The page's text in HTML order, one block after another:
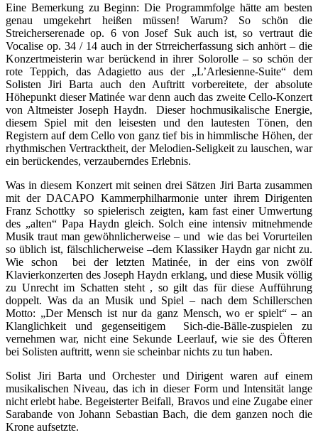
Eine Bemerkung zu Beginn: Die Programmfolge hätte am besten
genau umgekehrt heißen müssen! Warum? So schön die
Streicherserenade op. 6 von Josef Suk auch ist, so vertraut die
Vocalise op. 34 / 14 auch in der Strreicherfassung sich anhört – die
Konzertmeisterin war berückend in ihrer Solorolle – so schön der
rote Teppich, das Adagietto aus der „L’Arlesienne-Suite“ dem
Solisten Jiri Barta auch den Auftritt vorbereitete, der absolute
Höhepunkt dieser Matinée war denn auch das zweite Cello-Konzert
von Altmeister Joseph Haydn. Dieser hochmusikalische Energie,
diesem Spiel mit den leisesten und den lautesten Tönen, den
Registern auf dem Cello von ganz tief bis in himmlische Höhen, der
rhythmischen Vertracktheit, der Melodien-Seligkeit zu lauschen, war
ein berückendes, verzauberndes Erlebnis.
Was in diesem Konzert mit seinen drei Sätzen Jiri Barta zusammen
mit der DACAPO Kammerphilharmonie unter ihrem Dirigenten
Franz Schottky so spielerisch zeigten, kam fast einer Umwertung
des „alten“ Papa Haydn gleich. Solch eine intensiv mitnehmende
Musik traut man gewöhnlicherweise – und wie das bei Vorurteilen
so üblich ist, fälschlicherweise –dem Klassiker Haydn gar nicht zu.
Wie schon bei der letzten Matinée, in der eins von zwölf
Klavierkonzerten des Joseph Haydn erklang, und diese Musik völlig
zu Unrecht im Schatten steht , so gilt das für diese Aufführung
doppelt. Was da an Musik und Spiel – nach dem Schillerschen
Motto: „Der Mensch ist nur da ganz Mensch, wo er spielt“ – an
Klanglichkeit und gegenseitigem Sich-die-Bälle-zuspielen zu
vernehmen war, nicht eine Sekunde Leerlauf, wie sie des Öfteren
bei Solisten auftritt, wenn sie scheinbar nichts zu tun haben.
Solist Jiri Barta und Orchester und Dirigent waren auf einem
musikalischen Niveau, das ich in dieser Form und Intensität lange
nicht erlebt habe. Begeisterter Beifall, Bravos und eine Zugabe einer
Sarabande von Johann Sebastian Bach, die dem ganzen noch die
Krone aufsetzte.